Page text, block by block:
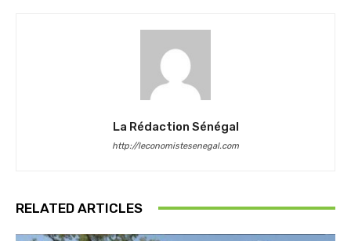
La Rédaction Sénégal
http://leconomistesenegal.com
RELATED ARTICLES